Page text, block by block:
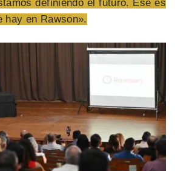
definiendo el futuro. Ese es
hay en Rawson».